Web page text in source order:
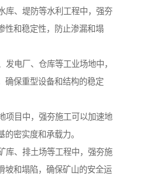
库、堤防等水利工程中，强夯
性和稳定性，防止渗漏和塌
发电厂、仓库等工业场地中，
确保重型设备和结构的稳定
项目中，强夯施工可以加速地
密实度和承载力。
库、排土场等工程中，强夯施
坡和塌陷，确保矿山的安全运